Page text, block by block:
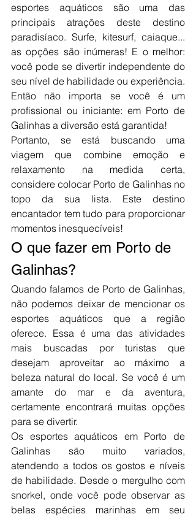
esportes aquáticos são uma das
principais atrações deste destino
paradisíaco. Surfe, kitesurf, caiaque...
as opções são inúmeras! E o melhor:
você pode se divertir independente do
seu nível de habilidade ou experiência.
Então não importa se você é um
profissional ou iniciante: em Porto de
Galinhas a diversão está garantida!
Portanto, se está buscando uma
viagem que combine emoção e
relaxamento na medida certa,
considere colocar Porto de Galinhas no
topo da sua lista. Este destino
encantador tem tudo para proporcionar
momentos inesquecíveis!
O que fazer em Porto de
Galinhas?
Quando falamos de Porto de Galinhas,
não podemos deixar de mencionar os
esportes aquáticos que a região
oferece. Essa é uma das atividades
mais buscadas por turistas que
desejam aproveitar ao máximo a
beleza natural do local. Se você é um
amante do mar e da aventura,
certamente encontrará muitas opções
para se divertir.
Os esportes aquáticos em Porto de
Galinhas são muito variados,
atendendo a todos os gostos e níveis
de habilidade. Desde o mergulho com
snorkel, onde você pode observar as
belas espécies marinhas em seu